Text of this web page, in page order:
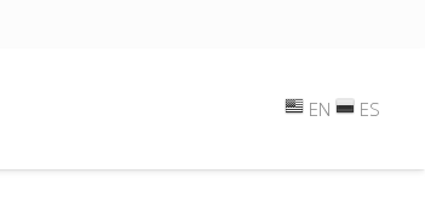
EN ES